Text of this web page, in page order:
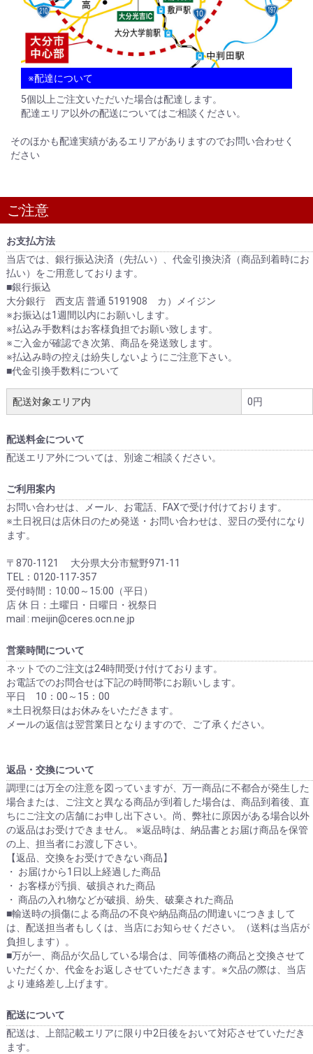
お買い物を続ける
※配達について
5個以上ご注文いただいた場合は配達します。
配達エリア以外の配送についてはご相談ください。
そのほかも配達実績があるエリアがありますのでお問い合わせく
ださい
ご注意
お支払方法
当店では、銀行振込決済（先払い）、代金引換決済（商品到着時にお
払い）をご用意しております。
■銀行振込
大分銀行 西支店 普通 5191908 カ）メイジン
※お振込は1週間以内にお願いします。
※払込み手数料はお客様負担でお願い致します。
※ご入金が確認でき次第、商品を発送致します。
※払込み時の控えは紛失しないようにご注意下さい。
■代金引換手数料について
配送対象エリア内 0円
配送料金について
配送エリア外については、別途ご相談ください。
ご利用案内
お問い合わせは、メール、お電話、FAXで受け付けております。
※土日祝日は店休日のため発送・お問い合わせは、翌日の受付になり
ます。
〒870-1121 大分県大分市鴛野971-11
TEL：0120-117-357
受付時間：10:00～15:00（平日）
店 休 日：土曜日・日曜日・祝祭日
mail : meijin@ceres.ocn.ne.jp
営業時間について
ネットでのご注文は24時間受け付けております。
お電話でのお問合せは下記の時間帯にお願いします。
平日 10：00～15：00
※土日祝祭日はお休みをいただきます。
メールの返信は翌営業日となりますので、ご了承ください。
返品・交換について
調理には万全の注意を図っていますが、万一商品に不都合が発生した
場合または、ご注文と異なる商品が到着した場合は、商品到着後、直
ちにご注文の店舗にお申し出下さい。尚、弊社に原因がある場合以外
の返品はお受けできません。 ※返品時は、納品書とお届け商品を保管
の上、担当者にお渡し下さい。
【返品、交換をお受けできない商品】
・ お届けから1日以上経過した商品
・ お客様が汚損、破損された商品
・ 商品の入れ物などが破損、紛失、破棄された商品
■輸送時の損傷による商品の不良や納品商品の間違いにつきまして
は、配送担当者もしくは、当店にお知らせください。（送料は当店が
負担します）。
■万が一、商品が欠品している場合は、同等価格の商品と交換させて
いただくか、代金をお返しさせていただきます。※欠品の際は、当店
より連絡差し上げます。
配送について
配送は、上部記載エリアに限り中2日後をおいて対応させていただき
ます。